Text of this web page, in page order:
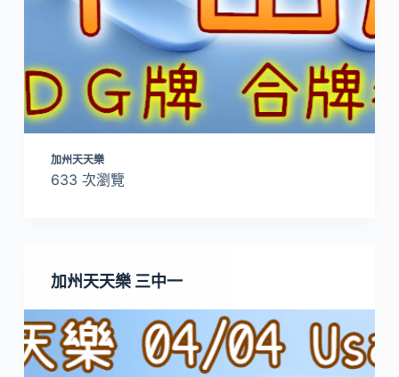
加州天天樂
633 次瀏覽
加州天天樂 三中一